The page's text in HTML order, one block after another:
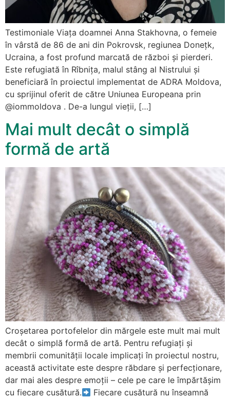
Testimoniale Viața doamnei Anna Stakhovna, o femeie
în vârstă de 86 de ani din Pokrovsk, regiunea Donețk,
Ucraina, a fost profund marcată de război și pierderi.
Este refugiată în Rîbnița, malul stâng al Nistrului și
beneficiară în proiectul implementat de ADRA Moldova,
cu sprijinul oferit de către Uniunea Europeana prin
@iommoldova . De-a lungul vieții, […]
Mai mult decât o simplă
formă de artă
Croșetarea portofelelor din mărgele este mult mai mult
decât o simplă formă de artă. Pentru refugiați și
membrii comunității locale implicați în proiectul nostru,
această activitate este despre răbdare și perfecționare,
dar mai ales despre emoții – cele pe care le împărtășim
cu fiecare cusătură.
Fiecare cusătură nu înseamnă